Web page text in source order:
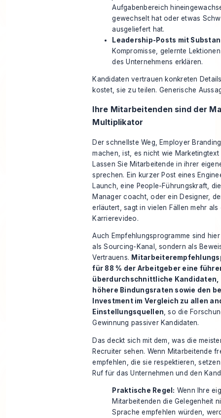
Aufgabenbereich
gewechselt hat oder etwas
ausgeliefert hat.
Leadership-Posts mit
Kompromisse, gelernte
des Unternehmens erklären.
Kandidaten vertrauen konkreten
kostet, sie zu teilen. Generische
Ihre Mitarbeitenden sind der
Multiplikator
Der schnellste Weg, Employer
machen, ist, es nicht wie
Lassen Sie Mitarbeitende in ihrer
sprechen. Ein kurzer Post eines
Launch, eine People-Führungskraft,
Manager coacht, oder ein Designer,
erläutert, sagt in vielen Fällen mehr als
Karrierevideo.
Auch Empfehlungsprogramme sind
als Sourcing-Kanal, sondern als
Vertrauens.
für 88 % der Arbeitgeber eine
überdurchschnittliche Kandidaten,
höhere Bindungsraten sowie den
Investment im Vergleich zu allen
Einstellungsquellen, so die
Gewinnung passiver Kandidaten.
Das deckt sich mit dem, was die
Recruiter sehen. Wenn Mitarbeitende
empfehlen, die sie respektieren,
Ruf für das Unternehmen und den
Praktische Regel: Wenn Ihre
Mitarbeitenden die Gelegenheit
Sprache empfehlen würden,